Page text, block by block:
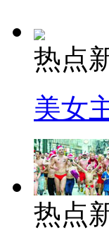
热点
美女
热点